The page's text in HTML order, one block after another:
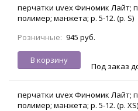
перчатки uvex Финомик Лайт;
полимер; манжета; р. 5-12. (р. S)
Розничные: 945 руб.
В корзину
Под заказ
перчатки uvex Финомик Лайт;
полимер; манжета; р. 5-12. (р. XS)